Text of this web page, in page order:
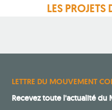
LES PROJETS
LETTRE DU MOUVEMENT
Recevez toute l'actualité du